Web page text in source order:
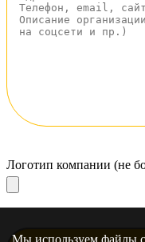
Мы используем файлы
Логотип компании (не